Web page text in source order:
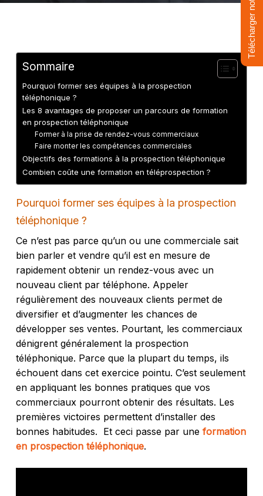
Sommaire
Pourquoi former ses équipes à la prospection
téléphonique ?
Les 8 avantages de proposer un parcours de formation
en prospection téléphonique
Former à la prise de rendez-vous commerciaux
Faire monter les compétences commerciales
Objectifs des formations à la prospection téléphonique
Combien coûte une formation en téléprospection ?
Pourquoi former ses équipes à la prospection
téléphonique ?
Ce n’est pas parce qu’un ou une commerciale sait
bien parler et vendre qu’il est en mesure de
rapidement obtenir un rendez-vous avec un
nouveau client par téléphone. Appeler
régulièrement des nouveaux clients permet de
diversifier et d’augmenter les chances de
développer ses ventes. Pourtant, les commerciaux
dénigrent généralement la prospection
téléphonique. Parce que la plupart du temps, ils
échouent dans cet exercice pointu. C’est seulement
en appliquant les bonnes pratiques que vos
commerciaux pourront obtenir des résultats. Les
premières victoires permettent d’installer des
bonnes habitudes. Et ceci passe par une formation
en prospection téléphonique.